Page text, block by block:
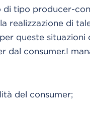
tipo producer-
realizzazione di
queste situazioni
dal consumer.I
del consumer;